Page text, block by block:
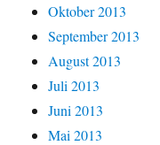
Oktober 2013
September 2013
August 2013
Juli 2013
Juni 2013
Mai 2013